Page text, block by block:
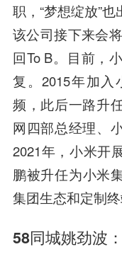
职，“梦想绽放”
该公司接下来会
回To B。目前，
复。2015年加
频，此后一路升
网四部总经理、
2021年，小米开
鹏被升任为小米
集团生态和定制终
58同城姚劲波